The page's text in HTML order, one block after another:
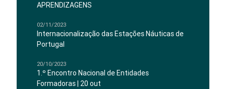
APRENDIZAGENS
02/11/2023
Internacionalização das Estações Náuticas de
Portugal
20/10/2023
1.º Encontro Nacional de Entidades
Formadoras | 20 out